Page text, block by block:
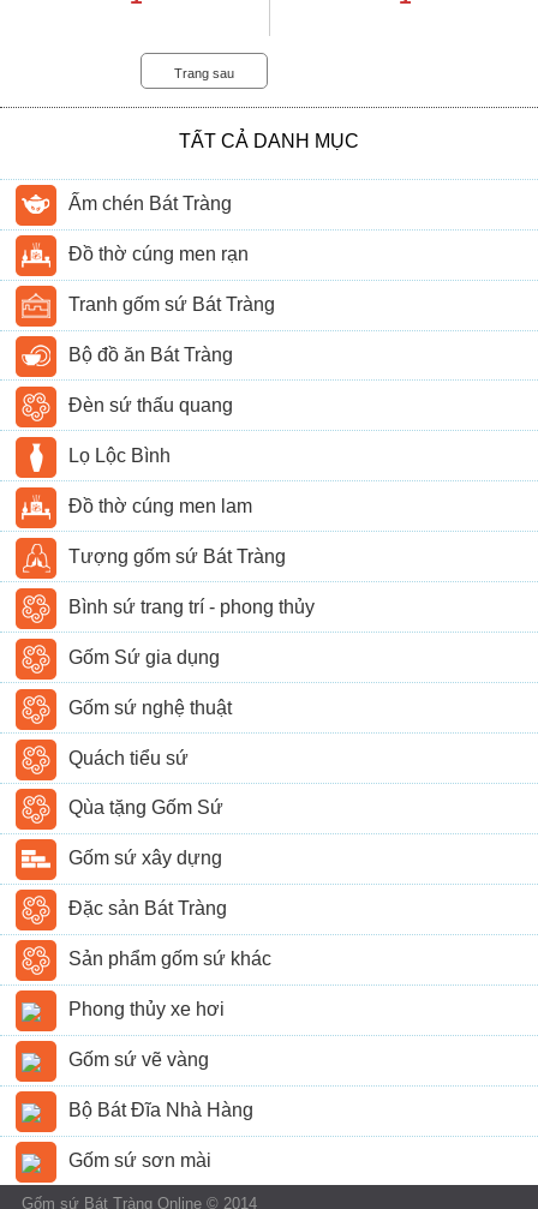
Trang sau
TẤT CẢ DANH MỤC
Ấm chén Bát Tràng
Đồ thờ cúng men rạn
Tranh gốm sứ Bát Tràng
Bộ đồ ăn Bát Tràng
Đèn sứ thấu quang
Lọ Lộc Bình
Đồ thờ cúng men lam
Tượng gốm sứ Bát Tràng
Bình sứ trang trí - phong thủy
Gốm Sứ gia dụng
Gốm sứ nghệ thuật
Quách tiểu sứ
Qùa tặng Gốm Sứ
Gốm sứ xây dựng
Đặc sản Bát Tràng
Sản phẩm gốm sứ khác
Phong thủy xe hơi
Gốm sứ vẽ vàng
Bộ Bát Đĩa Nhà Hàng
Gốm sứ sơn mài
Gốm sứ Bát Tràng Online © 2014